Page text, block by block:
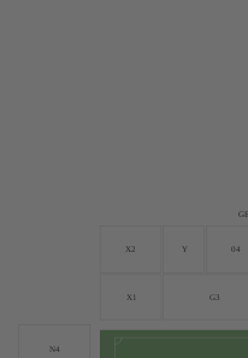
X1
X2
G3
04
Y
N4